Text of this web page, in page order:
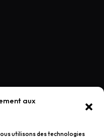
aux
utilisons des technologies